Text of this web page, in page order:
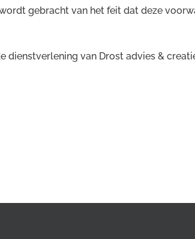
gebracht van het feit dat deze
van Drost advies &